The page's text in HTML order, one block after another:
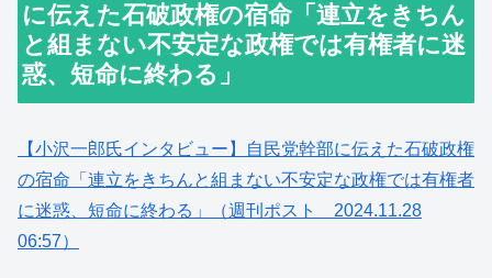
に伝えた石破政権の宿命「連立をきちん
と組まない不安定な政権では有権者に迷
惑、短命に終わる」
【小沢一郎氏インタビュー】自民党幹部に伝えた石破政権
の宿命「連立をきちんと組まない不安定な政権では有権者
に迷惑、短命に終わる」（週刊ポスト 2024.11.28
06:57）